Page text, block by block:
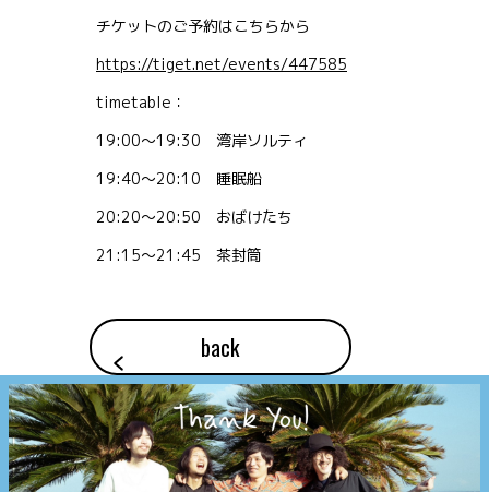
チケットのご予約はこちらから
https://tiget.net/events/447585
timetable：
19:00〜19:30 湾岸ソルティ
19:40〜20:10 睡眠船
20:20〜20:50 おばけたち
21:15〜21:45 茶封筒
back